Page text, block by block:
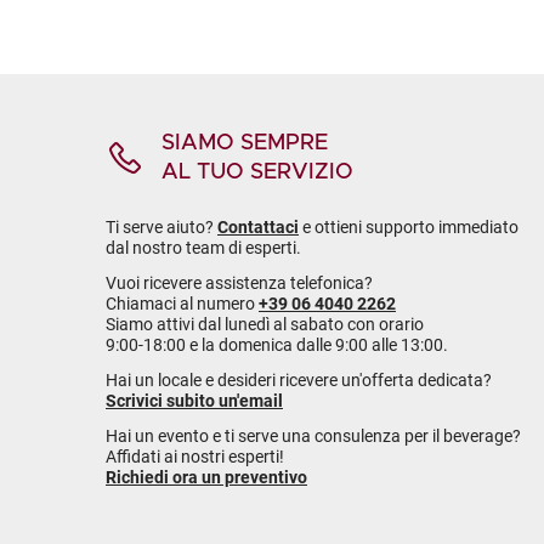
SIAMO SEMPRE
AL TUO SERVIZIO
Ti serve aiuto? Contattaci e ottieni supporto immediato
dal nostro team di esperti.
Vuoi ricevere assistenza telefonica?
Chiamaci al numero+39 06 4040 2262
Siamo attivi dal lunedì al sabato con orario
9:00-18:00 e la domenica dalle 9:00 alle 13:00.
Hai un locale e desideri ricevere un'offerta dedicata?
Scrivici subito un'email
Hai un evento e ti serve una consulenza per il beverage?
Affidati ai nostri esperti!
Richiedi ora un preventivo